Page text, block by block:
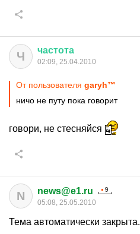
Ч частота
02:09, 25.04.2010
От пользователя garyh™
ничо не путу пока говорит
говори, не стесняйся
N news@e1.ru
05:08, 25.05.2010
Тема автоматически закрыта.